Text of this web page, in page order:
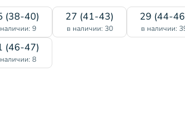
(38-40)
9
27 (41-43)
в наличии: 30
29 (44-
в наличии:
(46-47)
8